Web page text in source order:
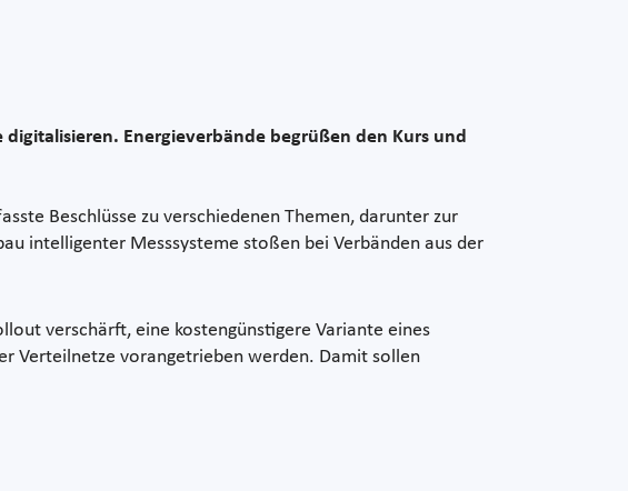
Energieverbände begrüßen den Kurs und
Beschlüsse zu verschiedenen Themen, darunter zur
intelligenter Messsysteme stoßen bei Verbänden aus der
verschärft, eine kostengünstigere Variante eines
Verteilnetze vorangetrieben werden. Damit sollen